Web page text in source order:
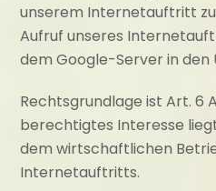
unserem Internetauftritt
Aufruf unseres
dem Google-Server in den
Rechtsgrundlage ist Art. 6
berechtigtes Interesse
dem wirtschaftlichen
Internetauftritts.